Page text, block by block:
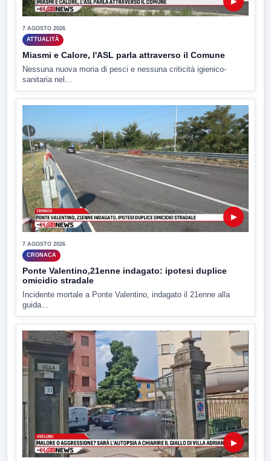
7 AGOSTO 2026
ATTUALITÀ
Miasmi e Calore, l'ASL parla attraverso il Comune
Nessuna nuova moria di pesci e nessuna criticità igienico-
sanitaria nel...
▶
7 AGOSTO 2026
CRONACA
Ponte Valentino,21enne indagato: ipotesi duplice
omicidio stradale
Incidente mortale a Ponte Valentino, indagato il 21enne alla
guida...
▶